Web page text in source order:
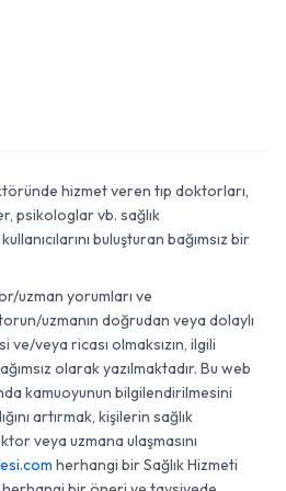
hizmet veren tıp doktorları,
psikologlar vb. sağlık
buluşturan bağımsız bir
uzman yorumları ve
uzmanın doğrudan veya dolaylı
veya ricası olmaksızın, ilgili
olarak yazılmaktadır. Bu web
kamuoyunun bilgilendirilmesini
artırmak, kişilerin sağlık
veya uzmana ulaşmasını
herhangi bir Sağlık Hizmeti